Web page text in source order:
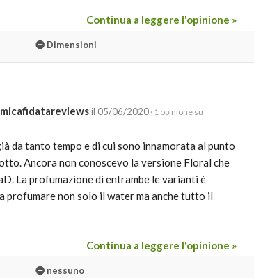
Continua a leggere l'opinione »
Dimensioni
il 05/06/2020 · 1 opinione su
da tanto tempo e di cui sono innamorata al punto
Ancora non conoscevo la versione Floral che
La profumazione di entrambe le varianti è
profumare non solo il water ma anche tutto il
Continua a leggere l'opinione »
nessuno